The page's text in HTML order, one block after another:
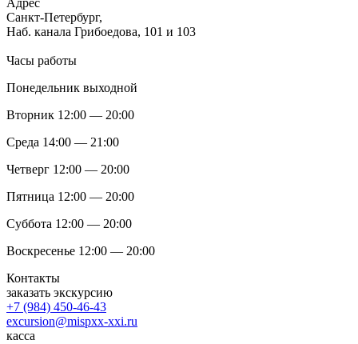
Адрес
Санкт-Петербург,
Наб. канала Грибоедова, 101 и 103
Часы работы
Понедельник выходной
Вторник 12:00 — 20:00
Среда 14:00 — 21:00
Четверг 12:00 — 20:00
Пятница 12:00 — 20:00
Суббота 12:00 — 20:00
Воскресенье 12:00 — 20:00
Контакты
заказать экскурсию
+7 (984) 450-46-43
excursion@mispxx-xxi.ru
касса